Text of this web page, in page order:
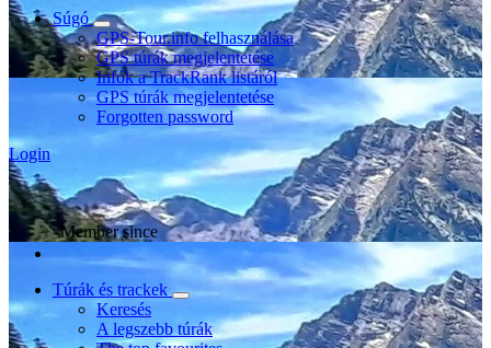
Súgó
GPS-Tour.info felhasználása
GPS túrák megjelentetése
Infók a TrackRank listáról
GPS túrák megjelentetése
Forgotten password
Login
Member since
Túrák és trackek
Keresés
A legszebb túrák